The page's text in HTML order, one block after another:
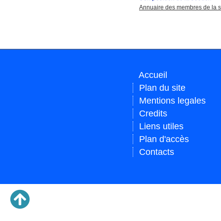
Annuaire des membres de la
Accueil
Plan du site
Mentions legales
Credits
Liens utiles
Plan d'accès
Contacts